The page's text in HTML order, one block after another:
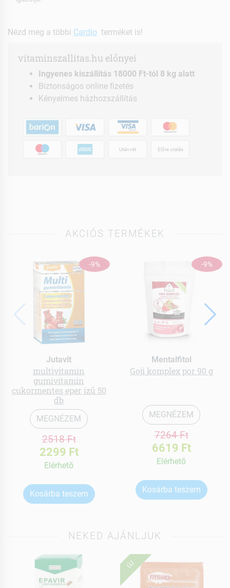
Nézd meg a többi Cardio terméket is!
vitaminszallitas.hu előnyei
Ingyenes kiszállítás 18000 Ft-tól 8 kg alatt
Biztonságos online fizetés
Kényelmes házhozszállítás
Utánvét Előre utalás
AKCIÓS TERMÉKEK
-9%
Jutavit
multivitamin
gumivitamin
cukormentes eper ízű 50
db
MEGNÉZEM
2518 Ft
2299 Ft
Elérhetõ
Kosárba teszem
-9%
Mentalfitol
Goji komplex por 90 g
MEGNÉZEM
7264 Ft
6619 Ft
Elérhetõ
Kosárba teszem
NEKED AJÁNLJUK
ÚJ